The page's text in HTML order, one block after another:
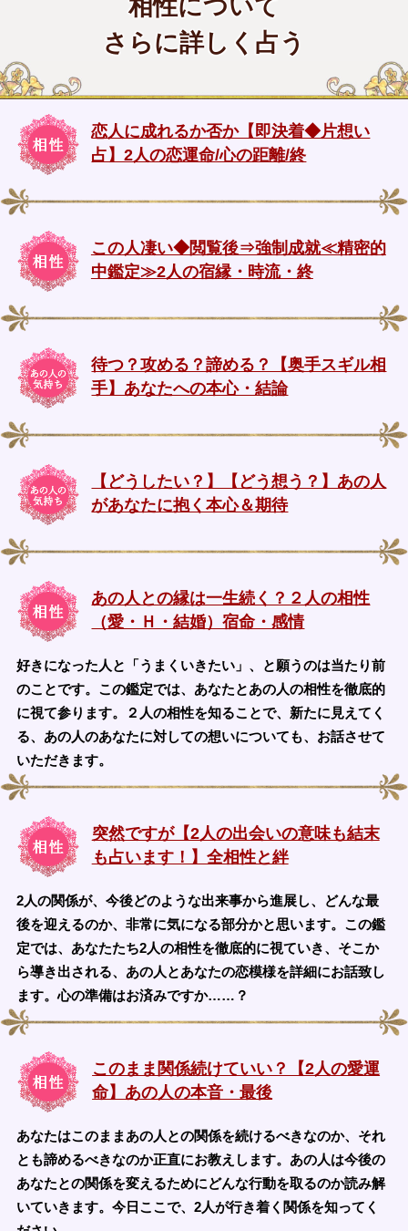
相性について
さらに詳しく占う
恋人に成れるか否か【即決着◆片想い
占】2人の恋運命/心の距離/終
この人凄い◆閲覧後⇒強制成就≪精密的
中鑑定≫2人の宿縁・時流・終
待つ？攻める？諦める？【奥手スギル相
手】あなたへの本心・結論
【どうしたい？】【どう想う？】あの人
があなたに抱く本心＆期待
あの人との縁は一生続く？２人の相性
（愛・Ｈ・結婚）宿命・感情
好きになった人と「うまくいきたい」、と願うのは当たり前
のことです。この鑑定では、あなたとあの人の相性を徹底的
に視て参ります。２人の相性を知ることで、新たに見えてく
る、あの人のあなたに対しての想いについても、お話させて
いただきます。
突然ですが【2人の出会いの意味も結末
も占います！】全相性と絆
2人の関係が、今後どのような出来事から進展し、どんな最
後を迎えるのか、非常に気になる部分かと思います。この鑑
定では、あなたたち2人の相性を徹底的に視ていき、そこか
ら導き出される、あの人とあなたの恋模様を詳細にお話致し
ます。心の準備はお済みですか……？
このまま関係続けていい？【2人の愛運
命】あの人の本音・最後
あなたはこのままあの人との関係を続けるべきなのか、それ
とも諦めるべきなのか正直にお教えします。あの人は今後の
あなたとの関係を変えるためにどんな行動を取るのか読み解
いていきます。今日ここで、2人が行き着く関係を知ってく